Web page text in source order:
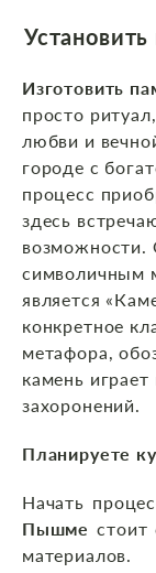
Изготовить
просто
любви и
городе с
процесс
здесь
возможности.
символичным
является
конкретное
метафора,
камень
захоронений.
Планируете
Начать
Пышме
материалов.